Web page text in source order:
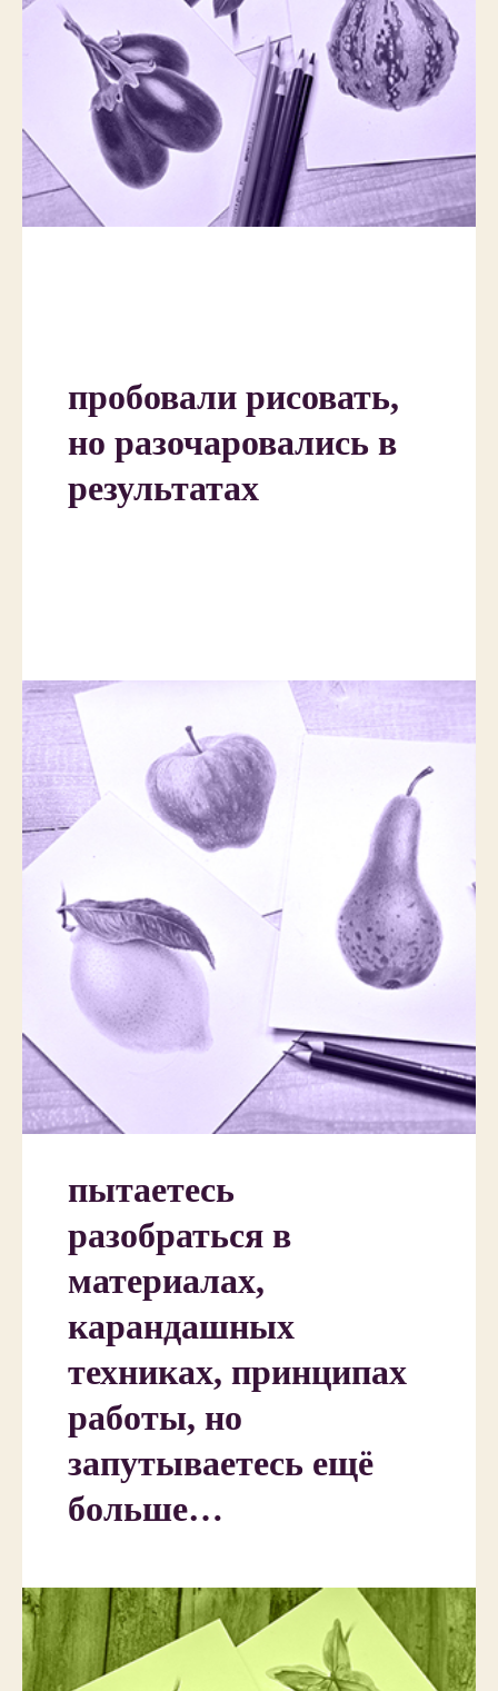
пробовали рисовать,
но разочаровались в
результатах
пытаетесь
разобраться в
материалах,
карандашных
техниках, принципах
работы, но
запутываетесь ещё
больше…